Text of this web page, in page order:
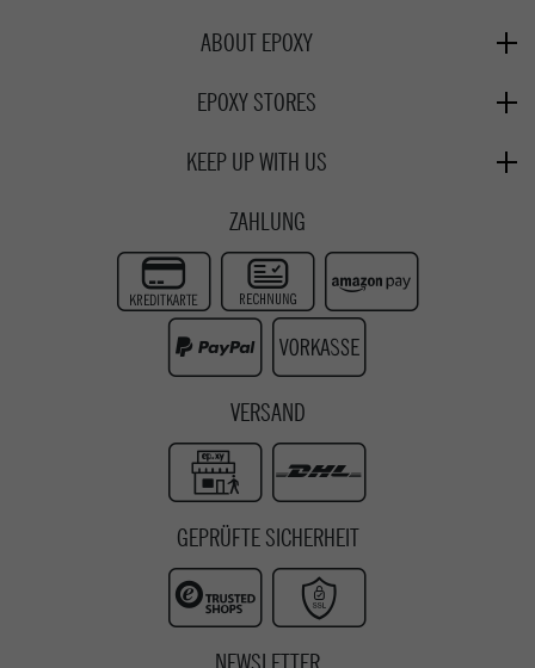
Retoure
Click & Collect
Samstag: 10:00 - 17:00
Whatsapp
Kontaktformular
ABOUT EPOXY
Verleih
Zur Echtheit der Bewertungen
EPOXY STORES
KEEP UP WITH US
Instagram
Youtube
ZAHLUNG
VERSAND
GEPRÜFTE SICHERHEIT